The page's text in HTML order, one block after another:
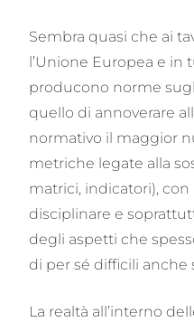
Sembra quasi che ai
l’Unione Europea e in
producono norme
quello di annoverare
normativo il maggior
metriche legate alla
matrici, indicatori),
disciplinare e
degli aspetti che
di per sé difficili anche
La realtà all’interno